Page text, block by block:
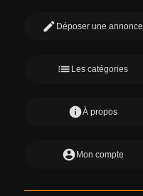
edit Déposer une annonce
list Les catégories
infoÀ propos
account_circle Mon compte